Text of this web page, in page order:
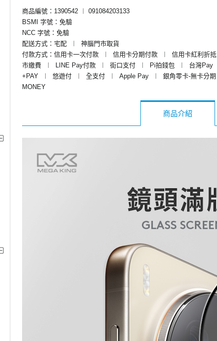
商品編號：1390542 ︱
091084203133
BSMI 字號：免驗
NCC 字號：免驗
配送方式：宅配
︱
神腦門市取貨
付款方式：信用卡一次付款
︱ 信用卡分期付款 ︱ 信用卡紅利折抵
市繳費
︱ LINE Pay付款 ︱ 街口支付 ︱ Pi拍錢包 ︱ 台灣Pay
+PAY
︱ 悠遊付 ︱ 全支付 ︱ Apple Pay ︱ 銀角零卡-無卡分期
MONEY
商品介紹